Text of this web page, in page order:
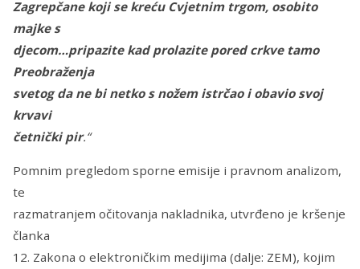
Zagrepčane koji se kreću Cvjetnim trgom, osobito
majke s
djecom…pripazite kad prolazite pored crkve tamo
Preobraženja
svetog da ne bi netko s nožem istrčao i obavio svoj
krvavi
četnički pir.“
Pomnim pregledom sporne emisije i pravnom analizom,
te
razmatranjem očitovanja nakladnika, utvrđeno je kršenje
članka
12. Zakona o elektroničkim medijima (dalje: ZEM), kojim